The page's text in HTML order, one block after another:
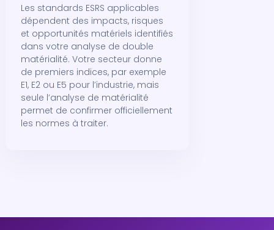
Les standards ESRS applicables
dépendent des impacts, risques
et opportunités matériels identifiés
dans votre analyse de double
matérialité. Votre secteur donne
de premiers indices, par exemple
E1, E2 ou E5 pour l’industrie, mais
seule l’analyse de matérialité
permet de confirmer officiellement
les normes à traiter.